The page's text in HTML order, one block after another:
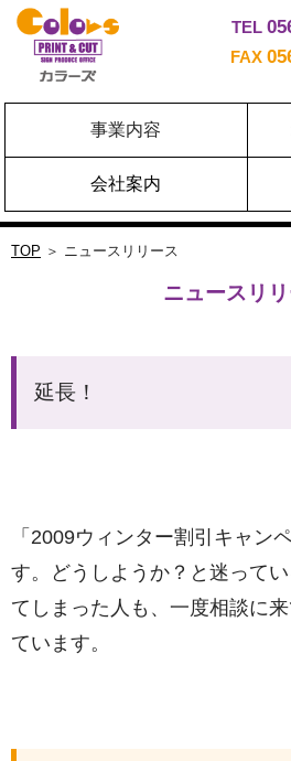
TEL
FAX
事業内容
会社案内
TOP ＞ ニュースリリース
ニュースリ
延長！
「2009ウィンター割引キャン
す。どうしようか？と迷って
てしまった人も、一度相談に
ています。